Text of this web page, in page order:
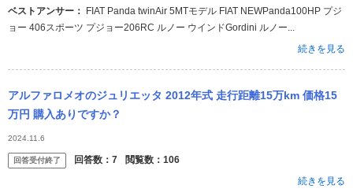
ベストアンサー：
ョー 406スポーツ プジョー206RC ルノー ウインドGordini ルノー...
続きを見る
アルファロメオのジュリエッタ 2012年式 走行距離15万km 価格15
万円 購入ありですか？
2024.11.6
回答受付終了 回答数： 7 閲覧数： 106
続きを見る